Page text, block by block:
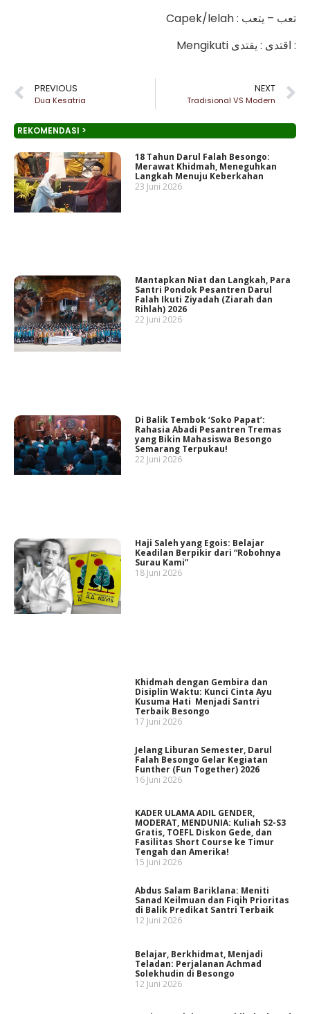
Capek/lelah : تعب – يتعب
Mengikuti اقتدى : يقتدى :
PREVIOUS
Dua Kesatria
NEXT
Tradisional VS Modern
REKOMENDASI >
18 Tahun Darul Falah Besongo:
Merawat Khidmah, Meneguhkan
Langkah Menuju Keberkahan
23 Juni 2026
Mantapkan Niat dan Langkah, Para
Santri Pondok Pesantren Darul
Falah Ikuti Ziyadah (Ziarah dan
Rihlah) 2026
22 Juni 2026
Di Balik Tembok ‘Soko Papat’:
Rahasia Abadi Pesantren Tremas
yang Bikin Mahasiswa Besongo
Semarang Terpukau!
22 Juni 2026
Haji Saleh yang Egois: Belajar
Keadilan Berpikir dari “Robohnya
Surau Kami”
18 Juni 2026
Khidmah dengan Gembira dan
Disiplin Waktu: Kunci Cinta Ayu
Kusuma Hati Menjadi Santri
Terbaik Besongo
17 Juni 2026
Jelang Liburan Semester, Darul
Falah Besongo Gelar Kegiatan
Funther (Fun Together) 2026
16 Juni 2026
KADER ULAMA ADIL GENDER,
MODERAT, MENDUNIA: Kuliah S2-S3
Gratis, TOEFL Diskon Gede, dan
Fasilitas Short Course ke Timur
Tengah dan Amerika!
15 Juni 2026
Abdus Salam Bariklana: Meniti
Sanad Keilmuan dan Fiqih Prioritas
di Balik Predikat Santri Terbaik
12 Juni 2026
Belajar, Berkhidmat, Menjadi
Teladan: Perjalanan Achmad
Solekhudin di Besongo
12 Juni 2026